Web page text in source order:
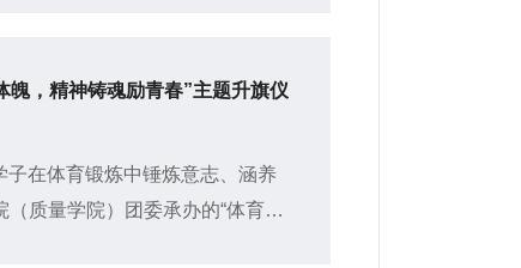
魄，精神铸魂励青春”主题升旗仪
子在体育锻炼中锤炼意志、涵养
质量学院）团委承办的“体育筑